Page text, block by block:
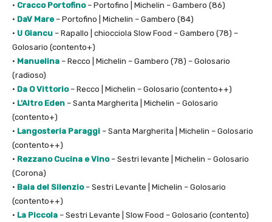
• Cracco Portofino– Portofino | Michelin – Gambero (86)
• DaV Mare – Portofino | Michelin – Gambero (84)
• U Giancu – Rapallo | chiocciola Slow Food – Gambero (78) –
Golosario (contento+)
• Manuelina – Recco | Michelin – Gambero (78) – Golosario
(radioso)
• Da O Vittorio– Recco | Michelin – Golosario (contento++)
• L’Altro Eden – Santa Margherita | Michelin – Golosario
(contento+)
• Langosteria Paraggi – Santa Margherita | Michelin – Golosario
(contento++)
• Rezzano Cucina e Vino– Sestri levante | Michelin – Golosario
(Corona)
• Baia del Silenzio– Sestri Levante | Michelin – Golosario
(contento++)
• La Piccola – Sestri Levante | Slow Food – Golosario (contento)